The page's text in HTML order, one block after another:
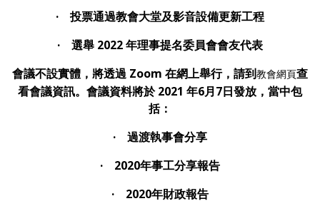
· 投票通過教會大堂及影音設備更新工程
· 選舉 2022 年理事提名委員會會友代表
會議不設實體，將透過 Zoom 在網上舉行，請到教會網頁查
看會議資訊。會議資料將於 2021 年6月7日發放，當中包
括：
· 過渡執事會分享
· 2020年事工分享報告
· 2020年財政報告